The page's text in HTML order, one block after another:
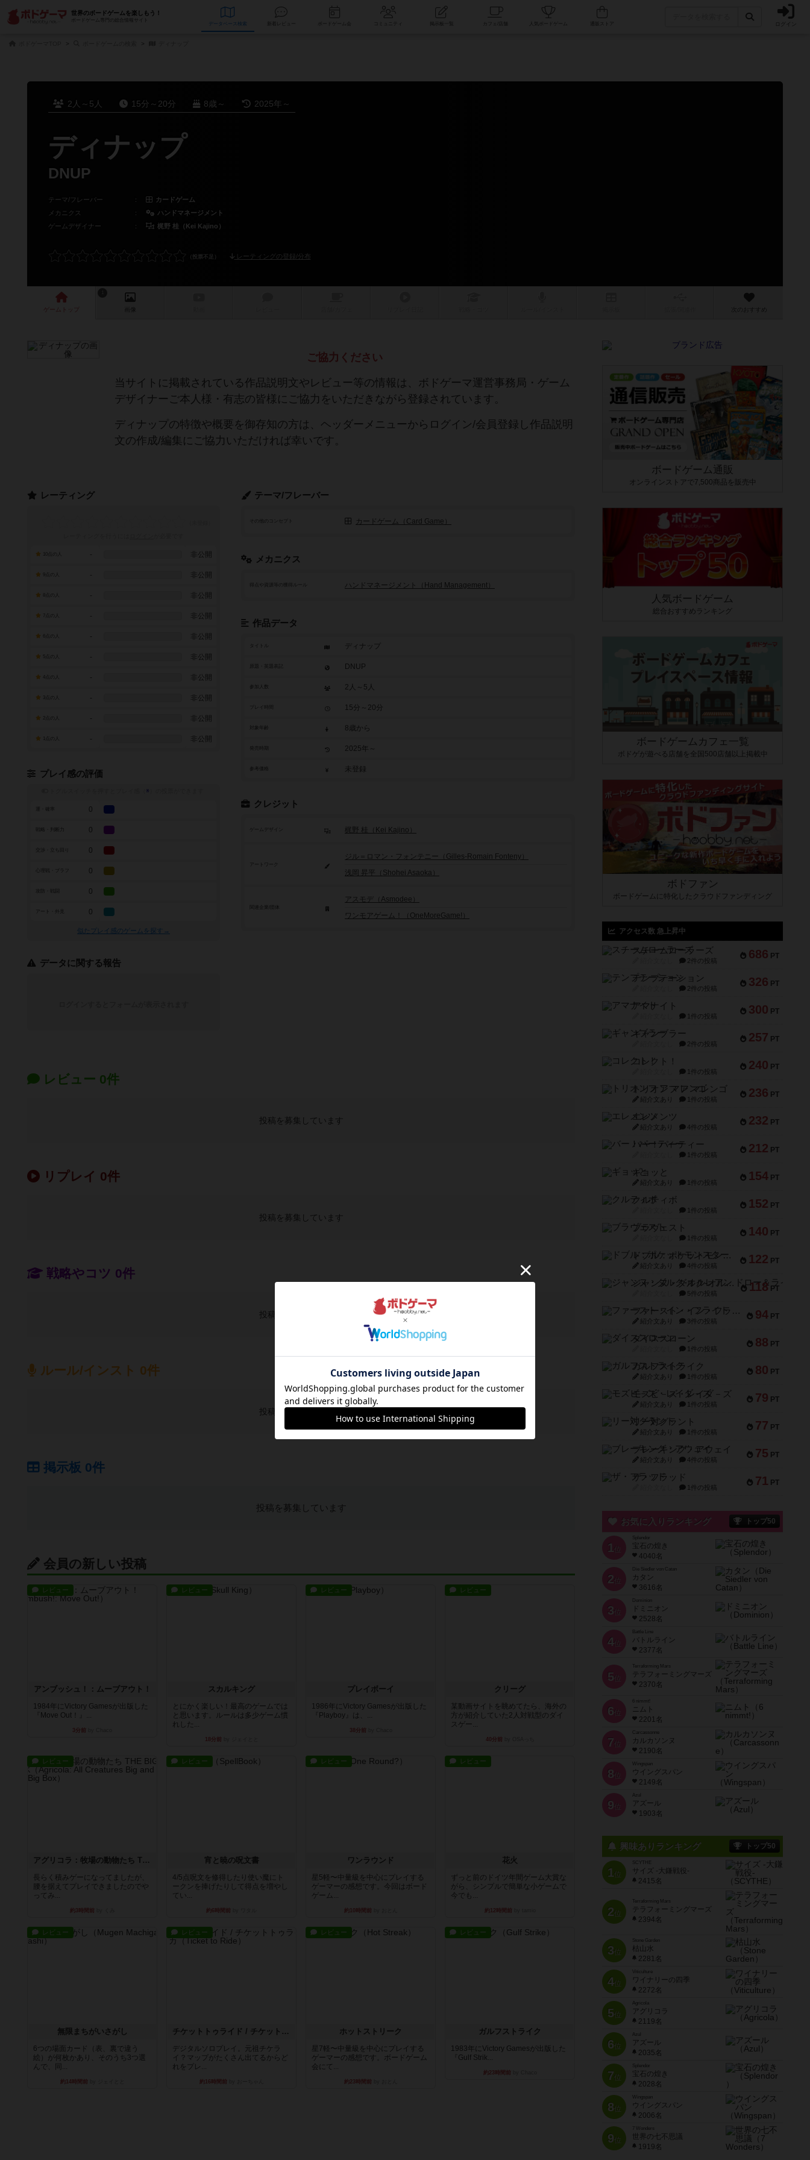
世界のボードゲームを楽しもう！
ボードゲーム専門の総合情報サイト
データベース コミュニティ 人気ボードゲーム ログイン
2人～5人 15分～20分 8歳～ 2025年～
ディナップ
DNUP
テーマ/フレーバー ：
カードゲーム
メカニクス
：
ハンドマネージメント
ゲームデザイナー
： 梶野 桂（Kei Kajino）
レーティングの登録/分布
ゲーム 画像 次のおすすめ
ご協力ください
当サイトに掲載されている作品説明文やレビュー等の情報は、ボドゲーマ運営事務局・ゲーム
デザイナーご本人様・有志の皆様にご協力をいただきながら登録されています。
ディナップの特徴や概要を御存知の方は、ヘッダーメニューからログイン/会員登録し作品説明
文の作成/編集にご協力いただければ幸いです。
テーマ/フレーバー
その他のコンセプト カードゲーム（Card Game）
メカニクス
ハンドマネージメント（Hand Management）
作品データ
タイトル ディナップ
DNUP
参加人数 2人～5人
15分～20分
8歳から
2025年～
参考価格 未登録
クレジット
ゲームデザイン 梶野 桂（Kei Kajino）
アートワーク
ジル＝ロマン・フォンテニー（Gilles-Romain Fonteny）
浅岡 昇平（Shohei Asaoka）
アスモデ（Asmodee）
ワンモアゲーム！（OneMoreGame!）
レーティング
- 非公開
- 非公開
- 非公開
7点の人 - 非公開
- 非公開
- 非公開
- 非公開
- 非公開
- 非公開
- 非公開
プレイ感の評価
※
0
戦略・判断力 0
0
0
0
アート・外見 0
似たプレイ感のゲームを探す→
データに関する報告
レビュー 0件
投稿を募集しています
リプレイ 0件
投稿を募集しています
戦略やコツ 0件
投稿を募集しています
ルール/インスト 0件
投稿を募集しています
掲示板 0件
投稿を募集しています
会員の新しい投稿
レビュー
アンブッシュ！：ムーブアウト！
1984年にVictory Gamesが出版した
『Move Out！』...
3分前
レビュー
スカルキング
とにかく楽しい！最高のゲームでは
と思います。ルールは多少ゲーム慣
れした...
18分前
レビュー
プレイボーイ
1986年にVictory Gamesが出版した
『Playboy』は、...
38分前
レビュー
クリーグ
某動画サイトを眺めてたら、海外の
方が紹介していた2人対戦型のダイ
スゲー...
40分前
レビュー
アグリコラ：牧場の動物たち THE BIG BOX
長らく積みゲーになってましたが、
腰を据えてプレイできましたのでや
ってみ...
約3時間前
レビュー
宵と暁の呪文書
4/5点呪文を修得したり使い魔にト
ークンを捧げたりして得点を増やし
てい...
約6時間前
レビュー
ワンラウンド
星5軽〜中量級を中心にプレイする
ゲーマーの感想です。今回はボード
ゲーム...
約10時間前
レビュー
花火
ずっと前のドイツ年間ゲーム大賞な
がら、シンプルで簡単な小ゲームで
今でも...
約12時間前
レビュー
無限まちがいさがし
6つの場面カード（表、裏で違う
絵）が何枚かあり、そのうち3つ選
んで、同...
約14時間前
レビュー
チケットトゥライド / チケットトゥライドアメリカ
デジタルソロプレイ。元祖チケラ
イ？マップがたくさん出てるからど
れをプレ...
約16時間前
レビュー
ホットストリーク
星7軽〜中量級を中心にプレイする
ゲーマーの感想です。ボードゲーム
会にて...
約23時間前
レビュー
ガルフストライク
1983年にVictory Gamesが出版した
『Gulf Strik...
約23時間前
ボードゲーム通販
オンラインストアで7,500商品を販売中
人気ボードゲーム
総合おすすめランキング
ボードゲームカフェ一覧
ボドゲが遊べる店舗を全国500店舗以上掲載中
ボドファン
ボードゲームに特化したクラウドファンディング
アクセス数 急上昇中
686 PT
スチームローラーズ
2件の投稿
326 PT
テンプテーション
2件の投稿
300 PT
アマナイト
1件の投稿
257 PT
ギャンブラー
2件の投稿
240 PT
コレクト！
1件の投稿
236 PT
トリオンフ ア マレンゴ
紹介文あり 1件の投稿
232 PT
エレメンツ
紹介文あり 4件の投稿
212 PT
バー！パーティー
1件の投稿
154 PT
ギョッと
紹介文あり 1件の投稿
152 PT
クルティボ
1件の投稿
140 PT
ブラヴェスト
1件の投稿
122 PT
ドブル：ポケットモンスター
紹介文あり 4件の投稿
118 PT
ジャンヌ・ダルク-オルレアン ドロー＆ライト
5件の投稿
94 PT
ファースト・イン・フライト
紹介文あり 3件の投稿
88 PT
ダイススローン
1件の投稿
80 PT
ガルフストライク
紹介文あり 1件の投稿
79 PT
モズビ－ズ・レイダ－ズ
紹介文あり 1件の投稿
77 PT
リー対グラント
紹介文あり 1件の投稿
75 PT
ブレーキング・アウェイ
紹介文あり 4件の投稿
71 PT
ザ・フラッド
1件の投稿
お気に入りランキング トップ50
1 位
宝石の煌き
4040名
2 位
Die Siedler von Catan
カタン
3616名
3 位
ドミニオン
2528名
4位
Battle Line
バトルライン
2377名
5 位
Terraforming Mars
テラフォーミングマーズ
2370名
6 位
ニムト
2201名
7 位
Carcassonne
カルカソンヌ
2190名
8 位
Wingspan
ウイングスパン
2149名
9 位
Azul
アズール
1903名
興味ありランキング トップ50
1位
SCYTHE
サイズ -大鎌戦役-
2415名
2位
Terraforming Mars
テラフォーミングマーズ
2394名
3位
Stone Garden
枯山水
2281名
4位
Viticulture
ワイナリーの四季
2272名
5位
Agricola
アグリコラ
2119名
6位
Azul
アズール
2035名
7位
宝石の煌き
2028名
8位
Wingspan
ウイングスパン
2006名
9位
7 Wonders
世界の七不思議
1919名